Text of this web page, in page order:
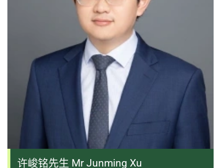
许峻铭先生 Mr Junming Xu